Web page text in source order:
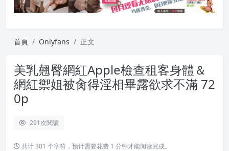
首頁 Onlyfans 正文
美乳翹臀網紅Apple檢查租客身體＆
網紅禦姐被肏得淫相畢露欲求不滿 72
0p
291次閱讀
共计 301 个字符，预计需要花费 1 分钟才能阅读完成。